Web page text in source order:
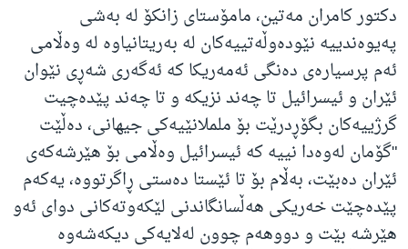
دکتور کامران مەتین، مامۆستای زانکۆ لە بەشی
پەیوەندییە نێودەوڵەتییەکان لە بەریتانیاوە لە وەڵامی
ئەم پرسیارەی دەنگی ئەمەریکا کە ئەگەری شەڕی نێوان
ئێران و ئیسرائیل تا چەند نزیکە و تا چەند پێدەچیت
گرژییەکان بگۆڕدرێت بۆ ململانێیەکی جیهانی، دەڵێت
"گۆمان لەوەدا نییە کە ئیسرائیل وەڵامی بۆ هێرشەکەی
ئێران دەبێت، بەڵام بۆ تا ئێستا دەستی ڕاگرتووە، یەکەم
پێدەچێت خەریکی هەڵسانگاندنی لێکەوتەکانی دوای ئەو
هێرشە بێت و دووهەم چوون لەلایەکی دیکەشەوە